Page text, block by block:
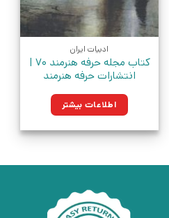
ادبیات ایران
کتاب مجله حرفه هنرمند 70 |
انتشارات حرفه هنرمند
اطلاعات بیشتر